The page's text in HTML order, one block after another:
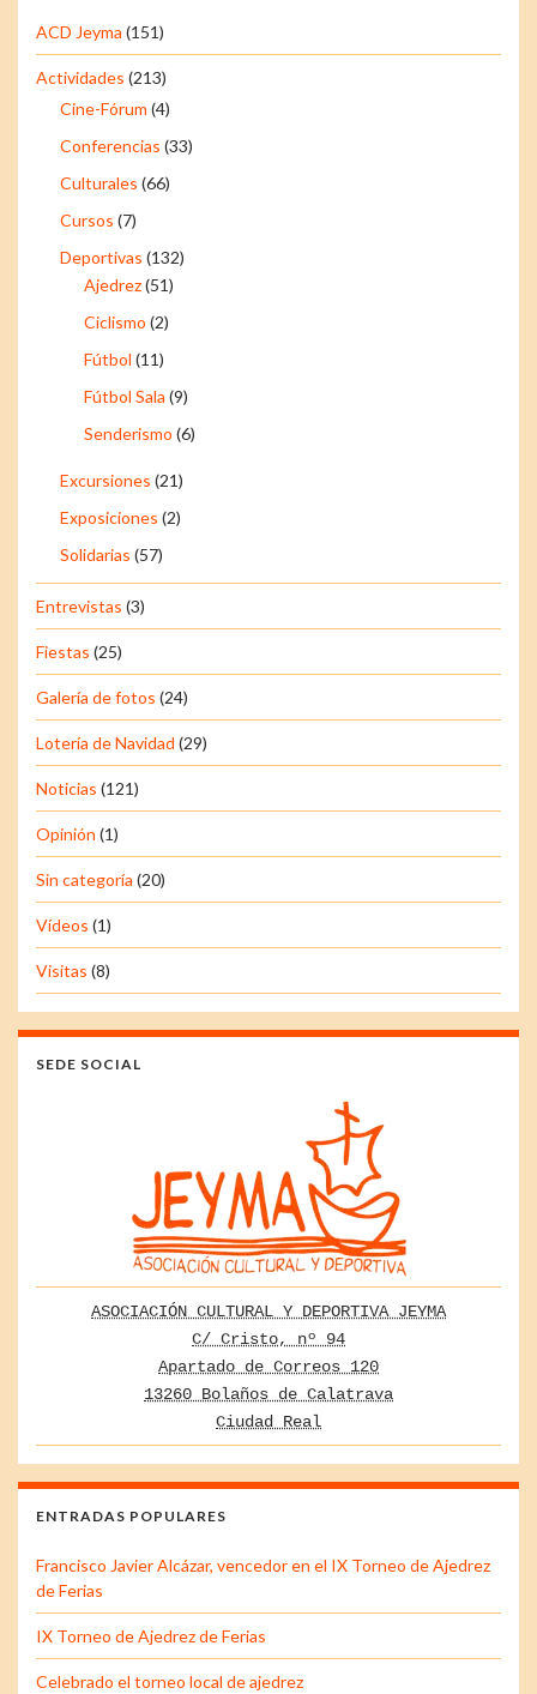
ACD Jeyma (151)
Actividades (213)
Cine-Fórum (4)
Conferencias (33)
Culturales (66)
Cursos (7)
Deportivas (132)
Ajedrez(51)
Ciclismo (2)
Fútbol (11)
Fútbol Sala (9)
Senderismo (6)
Excursiones (21)
Exposiciones (2)
Solidarias (57)
Entrevistas (3)
Fiestas (25)
Galería de fotos (24)
Lotería de Navidad (29)
Noticias (121)
Opinión (1)
Sin categoría (20)
Vídeos (1)
Visitas (8)
SEDE SOCIAL
ASOCIACIÓN CULTURAL Y DEPORTIVA JEYMA
C/ Cristo, nº 94
Apartado de Correos 120
13260 Bolaños de Calatrava
Ciudad Real
ENTRADAS POPULARES
Francisco Javier Alcázar, vencedor en el IX Torneo de Ajedrez
de Ferias
IX Torneo de Ajedrez de Ferias
Celebrado el torneo local de ajedrez